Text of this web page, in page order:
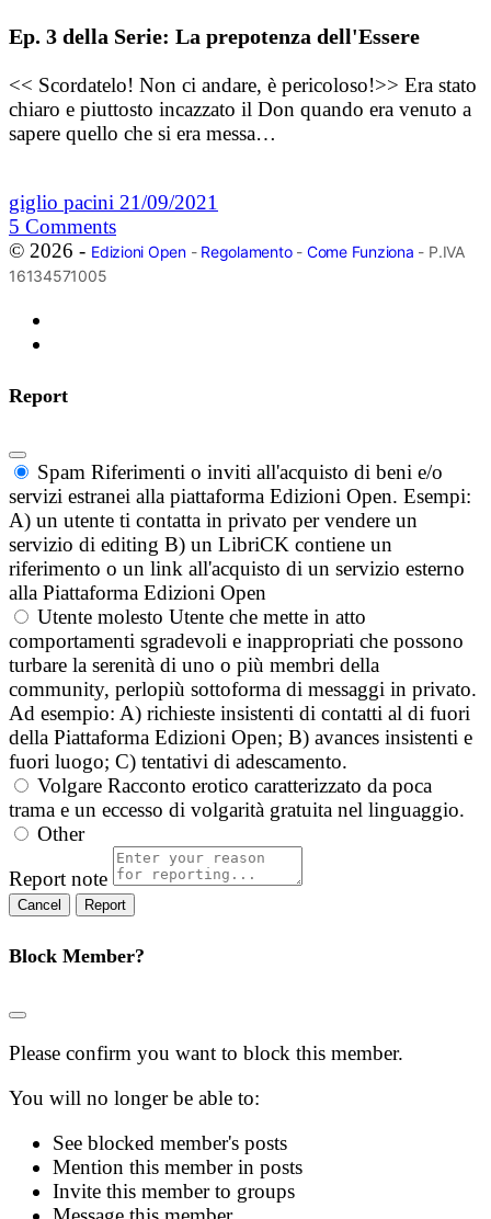
Ep. 3 della Serie: La prepotenza dell'Essere
<< Scordatelo! Non ci andare, è pericoloso!>> Era stato
chiaro e piuttosto incazzato il Don quando era venuto a
sapere quello che si era messa…
giglio pacini 21/09/2021
5 Comments
© 2026 - Edizioni Open- Regolamento- Come Funziona - P.IVA
16134571005
Report
Spam Riferimenti o inviti all'acquisto di beni e/o
servizi estranei alla piattaforma Edizioni Open. Esempi:
A) un utente ti contatta in privato per vendere un
servizio di editing B) un LibriCK contiene un
riferimento o un link all'acquisto di un servizio esterno
alla Piattaforma Edizioni Open
Utente molesto Utente che mette in atto
comportamenti sgradevoli e inappropriati che possono
turbare la serenità di uno o più membri della
community, perlopiù sottoforma di messaggi in privato.
Ad esempio: A) richieste insistenti di contatti al di fuori
della Piattaforma Edizioni Open; B) avances insistenti e
fuori luogo; C) tentativi di adescamento.
Volgare Racconto erotico caratterizzato da poca
trama e un eccesso di volgarità gratuita nel linguaggio.
Other
Report note
Report
Block Member?
Please confirm you want to block this member.
You will no longer be able to:
See blocked member's posts
Mention this member in posts
Invite this member to groups